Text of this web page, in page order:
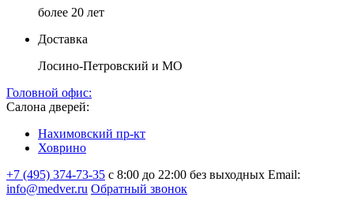
более 20 лет
Доставка
Лосино-Петровский и МО
Головной офис:
Салона дверей:
Нахимовский пр-кт
Ховрино
+7 (495) 374-73-35 с 8:00 до 22:00 без выходных Email:
info@medver.ru Обратный звонок